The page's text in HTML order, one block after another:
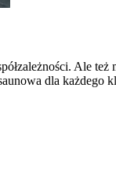
Ale też
dla każdego